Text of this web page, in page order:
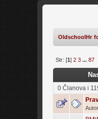
OldschoolHr
Str: [1] 2 3 ... 87
0 Članova i